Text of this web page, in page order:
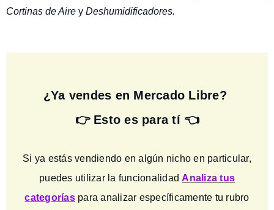
Cortinas de Aire y Deshumidificadores.
¿Ya vendes en Mercado Libre?
👉 Esto es para tí 👈
Si ya estás vendiendo en algún nicho en particular,
puedes utilizar la funcionalidad Analiza tus
categorías para analizar específicamente tu rubro